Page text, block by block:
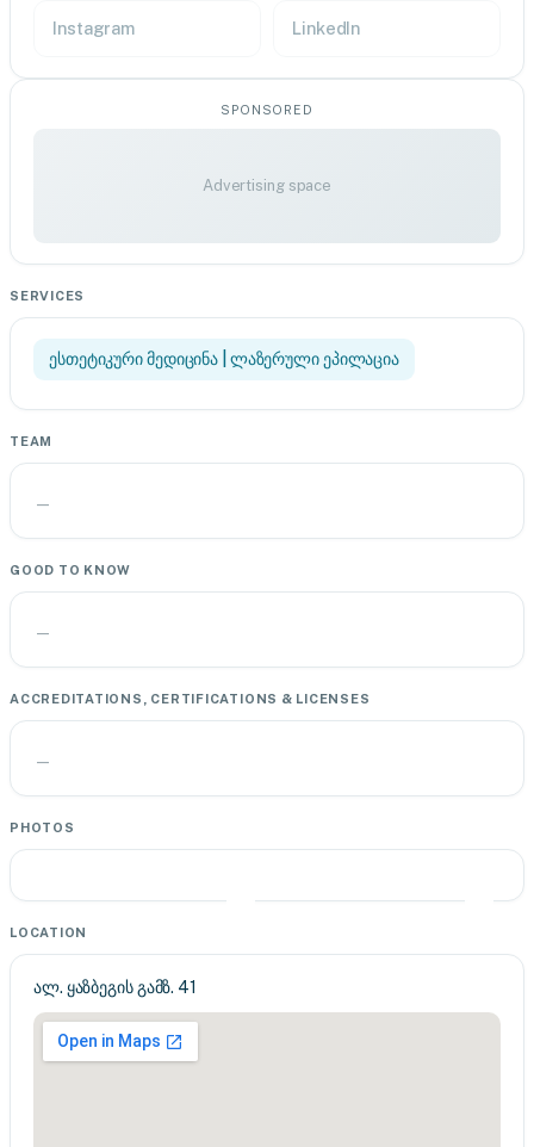
Instagram LinkedIn
SPONSORED
Advertising space
SERVICES
ესთეტიკური მედიცინა | ლაზერული ეპილაცია
TEAM
—
GOOD TO KNOW
—
ACCREDITATIONS, CERTIFICATIONS & LICENSES
—
PHOTOS
LOCATION
ალ. ყაზბეგის გამზ. 41